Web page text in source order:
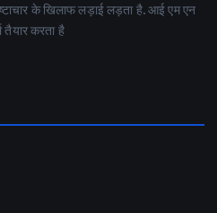
के खिलाफ लड़ाई लड़ता है. आई एम एन
तैयार करता है